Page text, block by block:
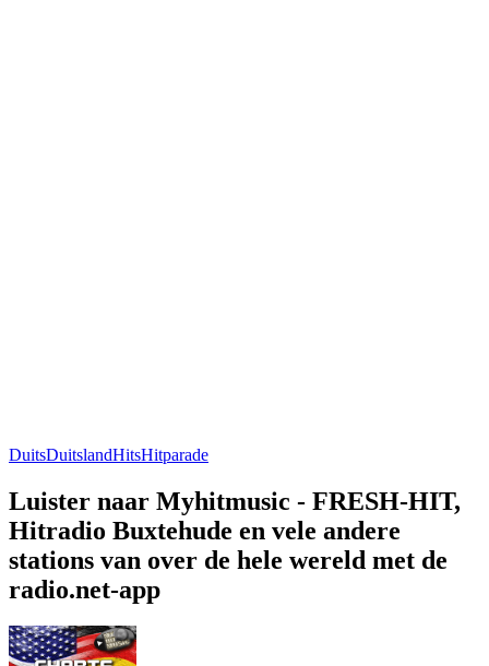
DuitsDuitslandHitsHitparade
Luister naar Myhitmusic - FRESH-HIT,
Hitradio Buxtehude en vele andere
stations van over de hele wereld met de
radio.net-app